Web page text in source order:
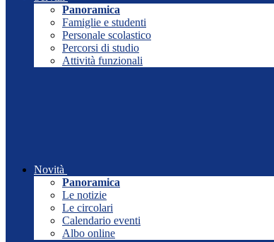
Panoramica
Famiglie e studenti
Personale scolastico
Percorsi di studio
Attività funzionali
Novità
Panoramica
Le notizie
Le circolari
Calendario eventi
Albo online